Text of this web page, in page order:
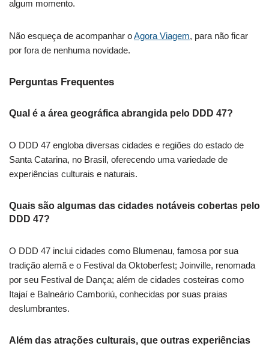
algum momento.
Não esqueça de acompanhar oAgora Viagem, para não ficar
por fora de nenhuma novidade.
Perguntas Frequentes
Qual é a área geográfica abrangida pelo DDD 47?
O DDD 47 engloba diversas cidades e regiões do estado de
Santa Catarina, no Brasil, oferecendo uma variedade de
experiências culturais e naturais.
Quais são algumas das cidades notáveis cobertas pelo
DDD 47?
O DDD 47 inclui cidades como Blumenau, famosa por sua
tradição alemã e o Festival da Oktoberfest; Joinville, renomada
por seu Festival de Dança; além de cidades costeiras como
Itajaí e Balneário Camboriú, conhecidas por suas praias
deslumbrantes.
Além das atrações culturais, que outras experiências